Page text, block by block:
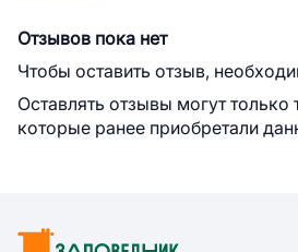
Отзывов пока нет
Чтобы оставить отзыв,
Оставлять отзывы могут только
которые ранее приобретали